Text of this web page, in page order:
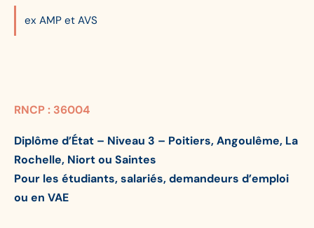
ex AMP et AVS
RNCP : 36004
Diplôme d’État – Niveau 3 – Poitiers, Angoulême, La
Rochelle, Niort ou Saintes
Pour les étudiants, salariés, demandeurs d’emploi
ou en VAE